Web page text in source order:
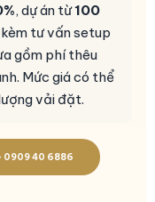
, dự án từ100
tư vấn setup
gồm phí thêu
Mức giá có thể
vải đặt.
0909 40 6886